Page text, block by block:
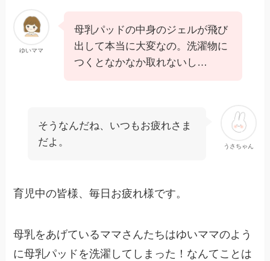
ゆいママ
母乳パッドの中身のジェルが飛び
出して本当に大変なの。洗濯物に
つくとなかなか取れないし…
うさちゃん
そうなんだね、いつもお疲れさま
だよ。
育児中の皆様、毎日お疲れ様です。
母乳をあげているママさんたちはゆいママのよう
に母乳パッドを洗濯してしまった！なんてことは